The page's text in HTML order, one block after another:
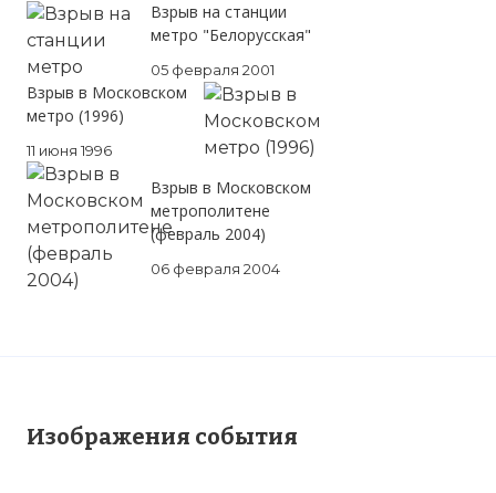
Взрыв на станции
метро "Белорусская"
05 февраля 2001
Взрыв в Московском
метро (1996)
11 июня 1996
Взрыв в Московском
метрополитене
(февраль 2004)
06 февраля 2004
Изображения события